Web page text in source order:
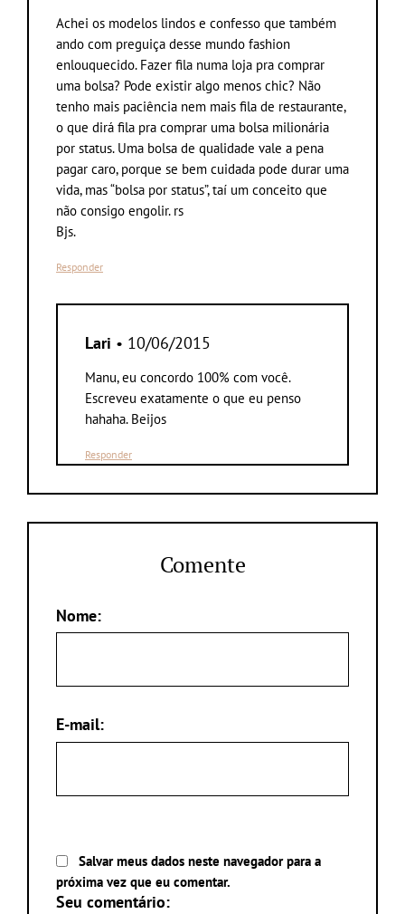
Achei os modelos lindos e confesso que também
ando com preguiça desse mundo fashion
enlouquecido. Fazer fila numa loja pra comprar
uma bolsa? Pode existir algo menos chic? Não
tenho mais paciência nem mais fila de restaurante,
o que dirá fila pra comprar uma bolsa milionária
por status. Uma bolsa de qualidade vale a pena
pagar caro, porque se bem cuidada pode durar uma
vida, mas “bolsa por status”, taí um conceito que
não consigo engolir. rs
Bjs.
Responder
Lari • 10/06/2015
Manu, eu concordo 100% com você.
Escreveu exatamente o que eu penso
hahaha. Beijos
Responder
Comente
Nome:
E-mail:
Salvar meus dados neste navegador para a
próxima vez que eu comentar.
Seu comentário: